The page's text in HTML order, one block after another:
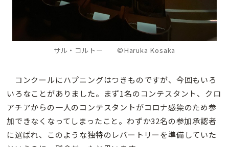
サル・コルトー ©Haruka Kosaka
コンクールにハプニングはつきものですが、今回もいろ
いろなことがありました。まず1名のコンテスタント、クロ
アチアからの一人のコンテスタントがコロナ感染のため参
加できなくなってしまったこと。わずか32名の参加承認者
に選ばれ、このような独特のレパートリーを準備していた